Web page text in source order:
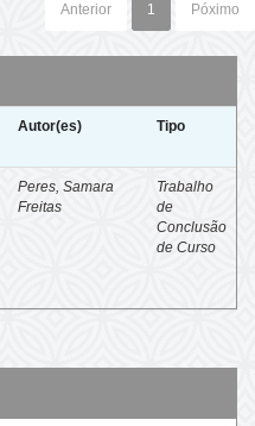
Anterior 1 Póximo
Autor(es) Tipo
Peres, Samara
Freitas
Trabalho
de
Conclusão
de Curso